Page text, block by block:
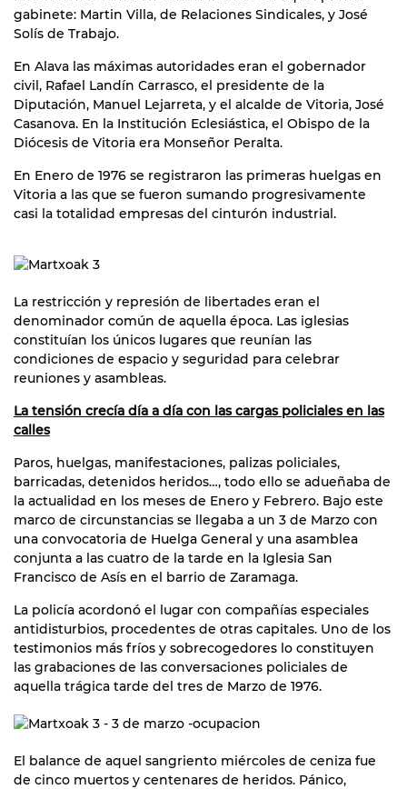
gabinete: Martin Villa, de Relaciones Sindicales, y José
Solís de Trabajo.
En Alava las máximas autoridades eran el gobernador
civil, Rafael Landín Carrasco, el presidente de la
Diputación, Manuel Lejarreta, y el alcalde de Vitoria, José
Casanova. En la Institución Eclesiástica, el Obispo de la
Diócesis de Vitoria era Monseñor Peralta.
En Enero de 1976 se registraron las primeras huelgas en
Vitoria a las que se fueron sumando progresivamente
casi la totalidad empresas del cinturón industrial.
La restricción y represión de libertades eran el
denominador común de aquella época. Las iglesias
constituían los únicos lugares que reunían las
condiciones de espacio y seguridad para celebrar
reuniones y asambleas.
La tensión crecía día a día con las cargas policiales en las
calles
Paros, huelgas, manifestaciones, palizas policiales,
barricadas, detenidos heridos…, todo ello se adueñaba de
la actualidad en los meses de Enero y Febrero. Bajo este
marco de circunstancias se llegaba a un 3 de Marzo con
una convocatoria de Huelga General y una asamblea
conjunta a las cuatro de la tarde en la Iglesia San
Francisco de Asís en el barrio de Zaramaga.
La policía acordonó el lugar con compañías especiales
antidisturbios, procedentes de otras capitales. Uno de los
testimonios más fríos y sobrecogedores lo constituyen
las grabaciones de las conversaciones policiales de
aquella trágica tarde del tres de Marzo de 1976.
El balance de aquel sangriento miércoles de ceniza fue
de cinco muertos y centenares de heridos. Pánico,